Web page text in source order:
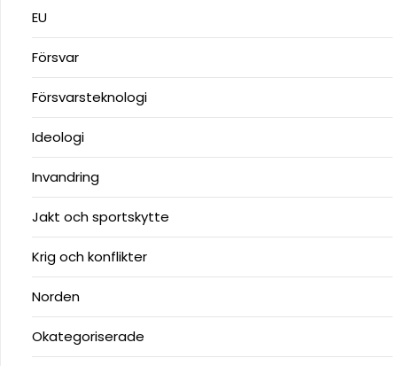
EU
Försvar
Försvarsteknologi
Ideologi
Invandring
Jakt och sportskytte
Krig och konflikter
Norden
Okategoriserade